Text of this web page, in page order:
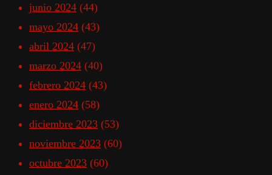
junio 2024 (44)
mayo 2024 (43)
abril 2024 (47)
marzo 2024 (40)
febrero 2024 (43)
enero 2024 (58)
diciembre 2023 (53)
noviembre 2023 (60)
octubre 2023 (60)